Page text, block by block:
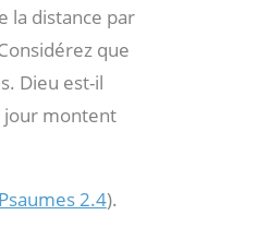
la distance par
que
Dieu est-il
jour montent
2.4).